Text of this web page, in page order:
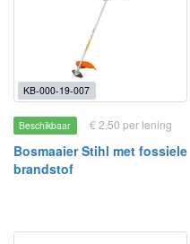
KB-000-19-007
Beschikbaar € 2.50 per lening
Bosmaaier Stihl met fossiele
brandstof